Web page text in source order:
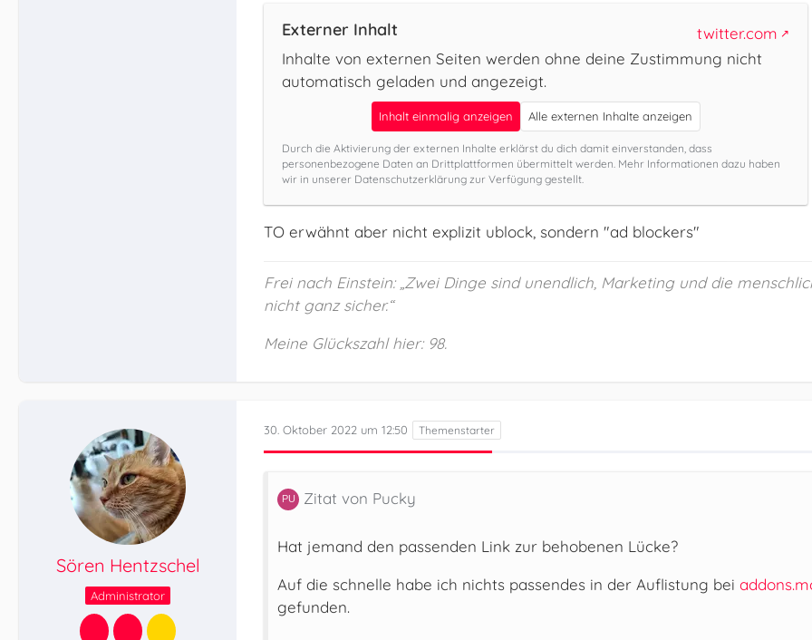
Externer Inhalt
twitter.com
Inhalte von externen Seiten werden ohne deine Zustimmung nicht
automatisch geladen und angezeigt.
Inhalt einmalig anzeigen Alle externen Inhalte anzeigen
Durch die Aktivierung der externen Inhalte erklärst du dich damit einverstanden, dass
personenbezogene Daten an Drittplattformen übermittelt werden. Mehr Informationen dazu haben
wir in unserer Datenschutzerklärung zur Verfügung gestellt.
TO erwähnt aber nicht explizit ublock, sondern "ad blockers"
Frei nach Einstein: „Zwei Dinge sind unendlich, Marketing und die
nicht ganz sicher.“
Meine Glückszahl hier: 98.
Sören Hentzschel
Administrator
30. Oktober 2022 um 12:50
Zitat von Pucky
Hat jemand den passenden Link zur behobenen Lücke?
Auf die schnelle habe ich nichts passendes in der Auflistung bei
gefunden.